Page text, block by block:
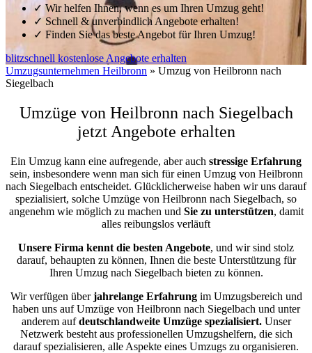
✓ Wir helfen Ihnen, wenn es um Ihren Umzug geht!
✓Schnell & unverbindlich Angebote erhalten!
✓ Finden Sie das beste Angebot für Ihren Umzug!
blitzschnell kostenlose Angebote erhalten
Umzugsunternehmen Heilbronn » Umzug von Heilbronn nach
Siegelbach
Umzüge von Heilbronn nach Siegelbach
jetzt Angebote erhalten
Ein Umzug kann eine aufregende, aber auch stressige Erfahrung
sein, insbesondere wenn man sich für einen Umzug von Heilbronn
nach Siegelbach entscheidet. Glücklicherweise haben wir uns darauf
spezialisiert, solche Umzüge von Heilbronn nach Siegelbach, so
angenehm wie möglich zu machen und Sie zu unterstützen, damit
alles reibungslos verläuft
Unsere Firma kennt die besten Angebote, und wir sind stolz
darauf, behaupten zu können, Ihnen die beste Unterstützung für
Ihren Umzug nach Siegelbach bieten zu können.
Wir verfügen überjahrelange Erfahrungim Umzugsbereich und
haben uns auf Umzüge von Heilbronn nach Siegelbach und unter
anderem aufdeutschlandweite Umzüge spezialisiert.Unser
Netzwerk besteht aus professionellen Umzugshelfern, die sich
darauf spezialisieren, alle Aspekte eines Umzugs zu organisieren.